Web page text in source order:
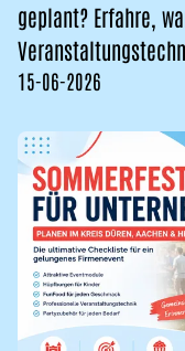
geplant? Erfahre,
Hochzeiten bere
15-06-2026